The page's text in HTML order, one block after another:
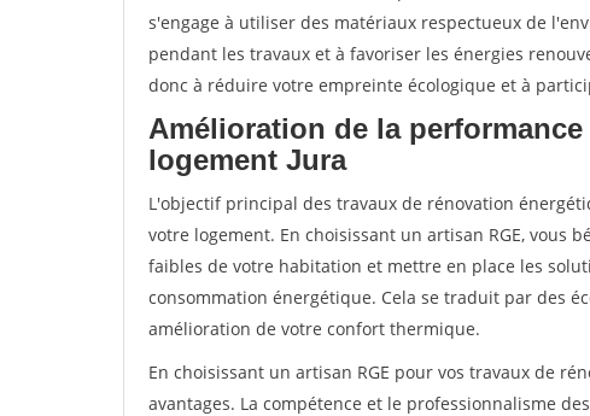
s'engage à utiliser des matériaux respectueux de
pendant les travaux et à favoriser les énergies
donc à réduire votre empreinte écologique et à
Amélioration de la
logement Jura
L'objectif principal des travaux de rénovation
votre logement. En choisissant un artisan RGE, vous
faibles de votre habitation et mettre en place les
consommation énergétique. Cela se traduit par des
amélioration de votre confort thermique.
En choisissant un artisan RGE pour vos travaux de
avantages. La compétence et le professionnalisme